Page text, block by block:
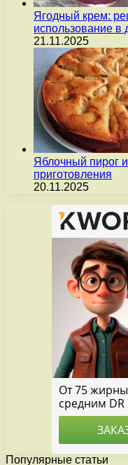
Ягодный крем:
использование в
21.11.2025
Яблочный пирог
приготовления
20.11.2025
Популярные статьи